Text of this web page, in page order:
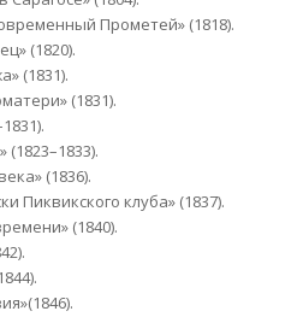
Прометей» (1818).
(1820).
(1831).
(1831).
(1836).
Пиквикского клуба» (1837).
(1840).